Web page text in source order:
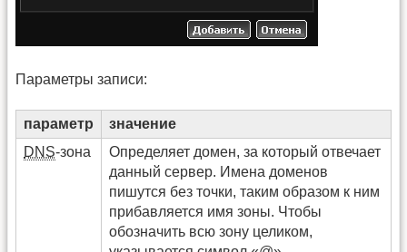
Параметры записи:
параметр
значение
DNS-зона
Определяет домен, за который отвечает
данный сервер. Имена доменов
пишутся без точки, таким образом к ним
прибавляется имя зоны. Чтобы
обозначить всю зону целиком,